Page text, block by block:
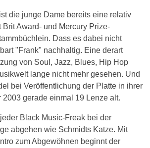
die junge Dame bereits eine relativ
Award- und Mercury Prize-
Dass es dabei nicht
"Frank" nachhaltig. Eine derart
von Soul, Jazz, Blues, Hip Hop
lange nicht mehr gesehen. Und
bei Veröffentlichung der Platte in ihrer
2003 gerade einmal 19 Lenze alt.
Black Music-Freak bei der
abgehen wie Schmidts Katze. Mit
zum Abgewöhnen beginnt der